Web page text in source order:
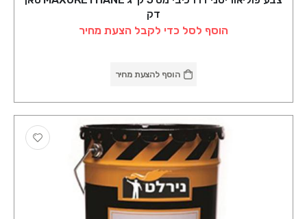
דק
הוסף לסל כדי לקבל הצעת מחיר
הוסף להצעת מחיר